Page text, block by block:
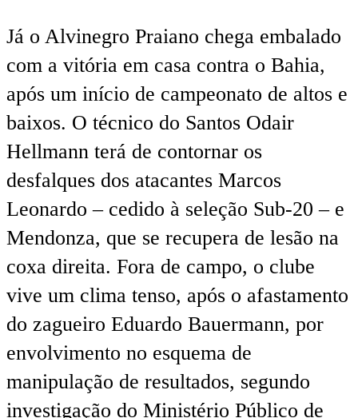
Já o Alvinegro Praiano chega embalado
com a vitória em casa contra o Bahia,
após um início de campeonato de altos e
baixos. O técnico do Santos Odair
Hellmann terá de contornar os
desfalques dos atacantes Marcos
Leonardo – cedido à seleção Sub-20 – e
Mendonza, que se recupera de lesão na
coxa direita. Fora de campo, o clube
vive um clima tenso, após o afastamento
do zagueiro Eduardo Bauermann, por
envolvimento no esquema de
manipulação de resultados, segundo
investigação do Ministério Público de